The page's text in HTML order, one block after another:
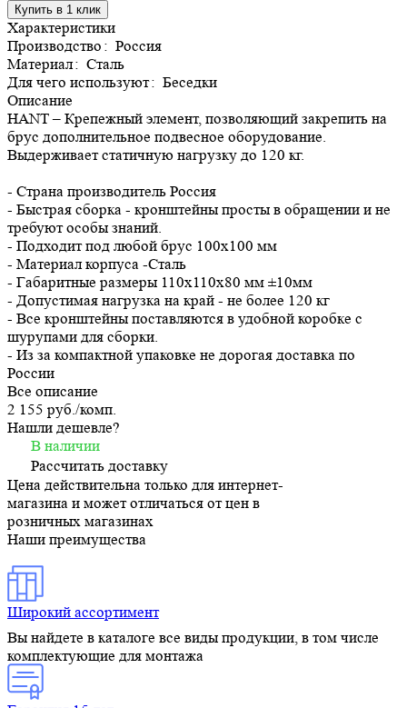
Купить в 1 клик
Характеристики
Производство: Россия
Материал: Сталь
Для чего используют: Беседки
Описание
HANT – Крепежный элемент, позволяющий закрепить на
брус дополнительное подвесное оборудование.
Выдерживает статичную нагрузку до 120 кг.
- Страна производитель Россия
- Быстрая сборка - кронштейны просты в обращении и не
требуют особы знаний.
- Подходит под любой брус 100х100 мм
- Материал корпуса -Сталь
- Габаритные размеры 110х110х80 мм ±10мм
- Допустимая нагрузка на край - не более 120 кг
- Все кронштейны поставляются в удобной коробке с
шурупами для сборки.
- Из за компактной упаковке не дорогая доставка по
России
Все описание
2 155 руб./комп.
Нашли дешевле?
В наличии
Рассчитать доставку
Цена действительна только для интернет-
магазина и может отличаться от цен в
розничных магазинах
Наши преимущества
Широкий ассортимент
Вы найдете в каталоге все виды продукции, в том числе
комплектующие для монтажа